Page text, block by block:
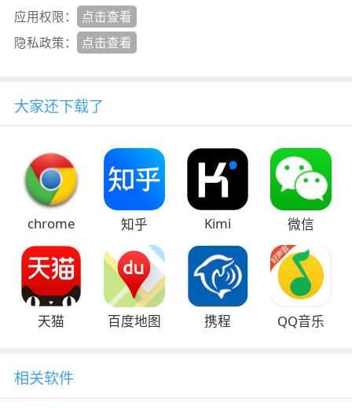
应用权限：
点击查看
隐私政策：
点击查看
大家还下载了
chrome 知乎 Kimi 微信
天猫 百度地图 携程 QQ音乐
相关软件